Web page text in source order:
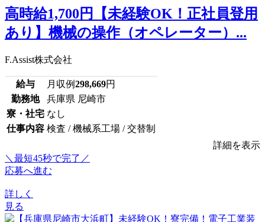
高時給1,700円【未経験OK！正社員登用
あり】機械の操作（オペレーター）...
F.Assist株式会社
給与 月収例298,669円
勤務地
兵庫県 尼崎市
寮・社宅 なし
仕事内容 検査 / 機械系工場 / 交替制
詳細を表示
＼最短45秒で完了／
応募へ進む
詳しく
見る